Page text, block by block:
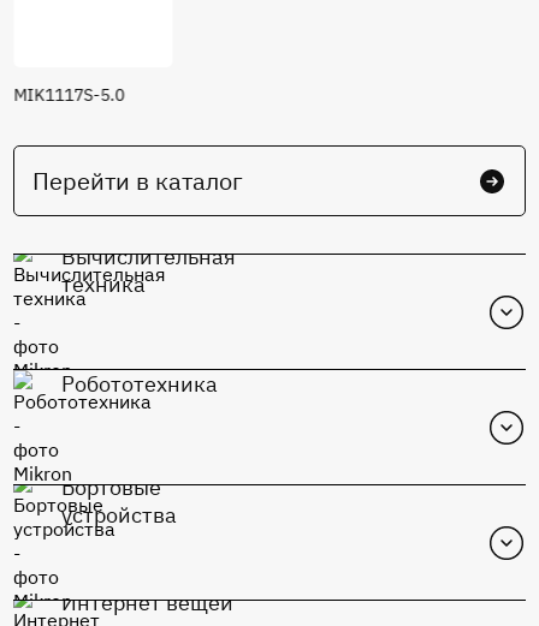
MIK1117S-5.0
Перейти в каталог
Вычислительная
техника
Робототехника
Бортовые
устройства
Интернет вещей